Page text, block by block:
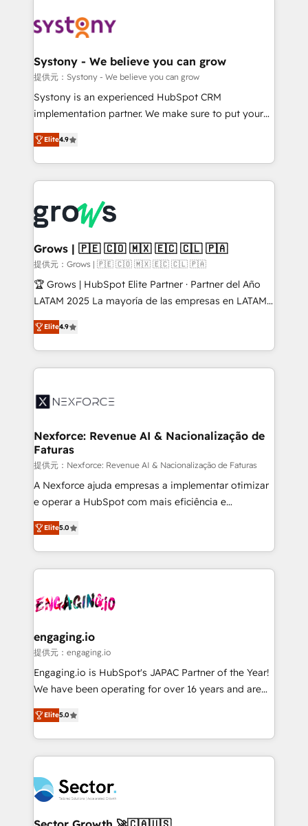
to accompany companies on their digital
transformation journey.
Data & Content 📈 Sales & Marketing Alignment +
Agent Creation 🔄 Custom Integrations & Data
Migration Why 1406 We become part of your team.
Your team learns while we build. We fix what others
broke. Built for mid-market reality—practical
constraints. By the Numbers 🏆 Top 1% of all
HubSpot partners 🔄 Top 5% globally in client
and sales ops at mid-market companies ready to
move beyond spreadsheets into unified systems
that drive real business results.
Systony - We believe you can grow
提供元：Systony - We believe you can grow
Systony is an experienced HubSpot CRM
implementation partner. We make sure to put your
organization's needs and goals first and think along
with your organization. We are only satisfied once
you are too. Why Systony? - 20+ years of
experience with CRM, Marketing, Sales & Service
Own back-end developers - Complex data
migrations (e.g. Salesforce, MS Dynamics, Perfect
View, SuperOffice) - Custom integrations (e.g. MS
Business Central, Navision, AX, SAP, Exact, AFAS) We
focus on growing B2B companies in the SME sector
such as manufacturing, SaaS, business services and
partner, we know how important user adoption is.
That's why we have developed a step-by-step
technology and people with each other. Together we
strive for optimal customer processes and
Elite4.9
Grows | 🇵🇪 🇨🇴 🇲🇽 🇪🇨 🇨🇱 🇵🇦
提供元：Grows | 🇵🇪 🇨🇴 🇲🇽 🇪🇨 🇨🇱 🇵🇦
🏆 Grows | HubSpot Elite Partner · Partner del Año
LATAM 2025 La mayoría de las empresas en LATAM
no tienen un problema de herramientas. Tienen un
problema de orden. Equipos desalineados, datos
dispersos y procesos que dependen de personas
clave — no de sistemas. Eso frena el crecimiento,
⚙️ Grows ordena los procesos comerciales, alinea
de forma que genera resultados reales desde las
primeras semanas — no meses. 🤝 No entregamos
proyectos y nos vamos. Nos quedamos como
socios estratégicos, ayudando a sostener y escalar
lo que construimos juntos. Porque crecer sin orden
Operamos en Colombia, Perú, México, Ecuador,
Chile, Panamá, Bolivia, Argentina y República
B2B. ✅ Crece con orden. Crece con Grows.
Elite4.9
Nexforce: Revenue AI & Nacionalização de
Faturas
提供元：Nexforce: Revenue AI & Nacionalização de Faturas
A Nexforce ajuda empresas a implementar otimizar
e operar a HubSpot com mais eficiência e
previsibilidade de receita. Combinamos Revenue
Operations (RevOps) e Inteligência Artificial para
estruturar processos integrar sistemas organizar
dados e automatizar operações. O objetivo é
operacional de receita conectando equipes
Também somos distribuidores oficiais da HubSpot
e de mais de 150 softwares globais permitindo
contratar e pagar a HubSpot em reais com nota
fiscal no Brasil e gerar economia de até 50% na
Oferecemos ainda agentes de IA especializados em
HubSpot que automatizam tarefas executam rotinas
empresas em 13 países utilizam a Nexforce. Somos
a maior parceira da HubSpot na América Latina e
líder no ranking global de sucesso do cliente da
Elite5.0
engaging.io
提供元：engaging.io
Engaging.io is HubSpot's JAPAC Partner of the Year!
We have been operating for over 16 years and are
one of HubSpot's most experienced and technically
capable Agency Partners globally. We specialise in
complex CRM migrations, implementations,
integrations, custom CMS portal development,
businesses. Our teams are based in North America
and APAC. We are HubSpot's top-ranked Advanced
Implementation Certified Partner and we contribute
Elite5.0